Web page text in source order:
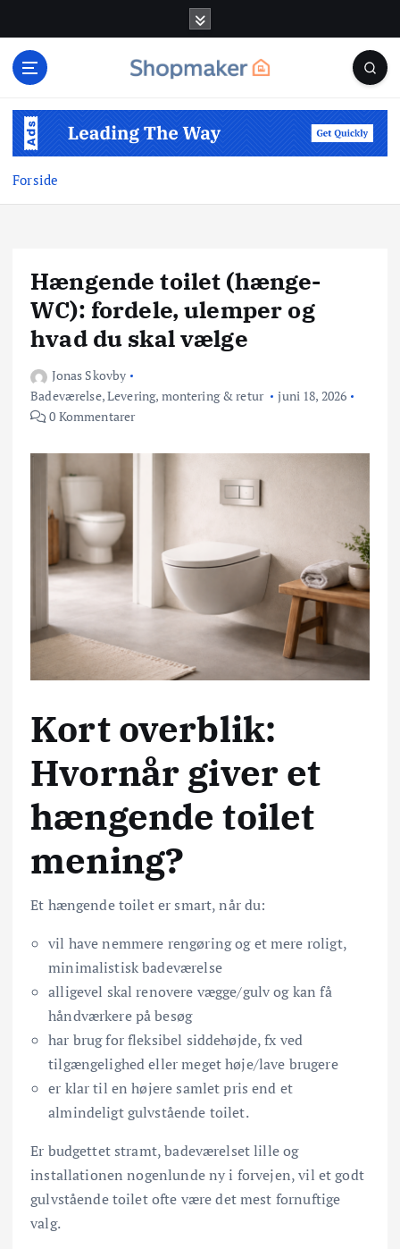
Forside
Hængende toilet (hænge-
WC): fordele, ulemper og
hvad du skal vælge
Jonas Skovby
Badeværelse,Levering, montering & retur
juni 18, 2026
0 Kommentarer
Kort overblik:
Hvornår giver et
hængende toilet
mening?
Et hængende toilet er smart, når du:
vil have nemmere rengøring og et mere roligt,
minimalistisk badeværelse
alligevel skal renovere vægge/gulv og kan få
håndværkere på besøg
har brug for fleksibel siddehøjde, fx ved
tilgængelighed eller meget høje/lave brugere
er klar til en højere samlet pris end et
almindeligt gulvstående toilet.
Er budgettet stramt, badeværelset lille og
installationen nogenlunde ny i forvejen, vil et godt
gulvstående toilet ofte være det mest fornuftige
valg.